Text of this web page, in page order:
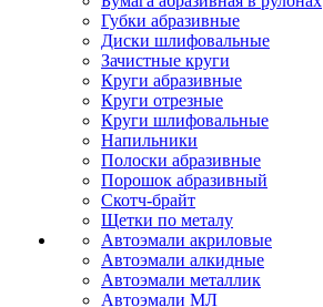
Губки абразивные
Диски шлифовальные
Зачистные круги
Круги абразивные
Круги отрезные
Круги шлифовальные
Напильники
Полоски абразивные
Порошок абразивный
Скотч-брайт
Щетки по металу
Автоэмали акриловые
Автоэмали алкидные
Автоэмали металлик
Автоэмали МЛ